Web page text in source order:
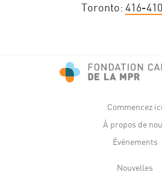
Toronto: 416-
Commencez ici
À propos de
Événements
Nouvelles